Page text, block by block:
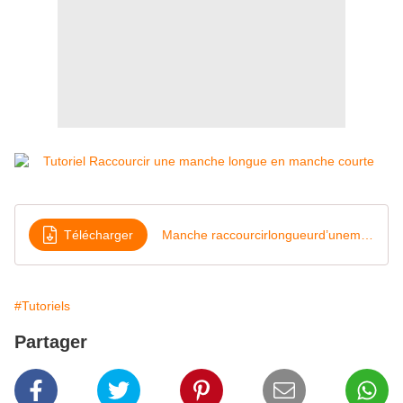
Télécharger
#Tutoriels
Partager